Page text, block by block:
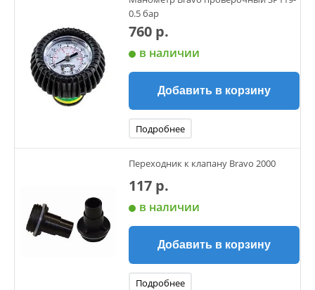
0.5 бар
760 р.
в наличии
Добавить в корзину
Подробнее
Переходник к клапану Bravo 2000
117 р.
в наличии
Добавить в корзину
Подробнее